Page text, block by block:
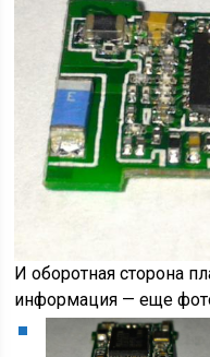
И оборотная сторона
информация — еще